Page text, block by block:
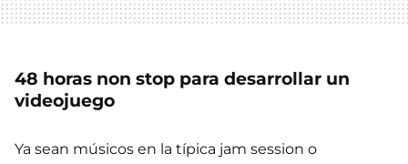
48 horas non stop para desarrollar un
videojuego
Ya sean músicos en la típica jam session o